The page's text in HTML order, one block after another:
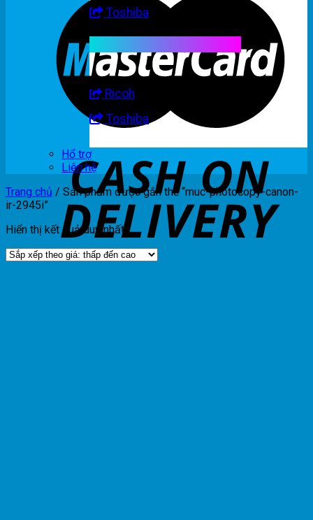
Toshiba
Ricoh
Toshiba
Hổ trợ
Liên hệ
Trang chủ / Sản phẩm được gắn thẻ “muc-photocopy-canon-
ir-2945i”
Hiển thị kết quả duy nhất